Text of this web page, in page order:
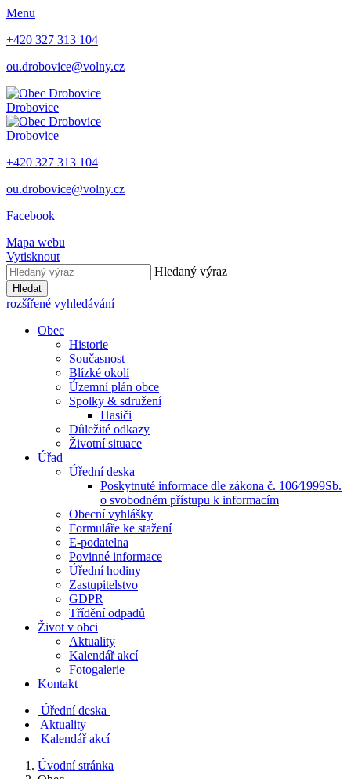
Menu
+420 327 313 104
ou.drobovice@volny.cz
Drobovice
Drobovice
+420 327 313 104
ou.drobovice@volny.cz
Facebook
Mapa webu
Vytisknout
Hledaný výraz
Hledat
rozšířené vyhledávání
Obec
Historie
Současnost
Blízké okolí
Územní plán obce
Spolky & sdružení
Hasiči
Důležité odkazy
Životní situace
Úřad
Úřední deska
Poskytnuté informace dle zákona č. 106⁄1999Sb.
o svobodném přístupu k informacím
Obecní vyhlášky
Formuláře ke stažení
E-podatelna
Povinné informace
Úřední hodiny
Zastupitelstvo
GDPR
Třídění odpadů
Život v obci
Aktuality
Kalendář akcí
Fotogalerie
Kontakt
Úřední deska
Aktuality
Kalendář akcí
Úvodní stránka